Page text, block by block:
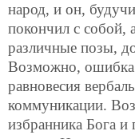
народ, и он,
покончил с собой,
различные позы,
Возможно, ошибка
равновесия
коммуникации.
избранника Бога и